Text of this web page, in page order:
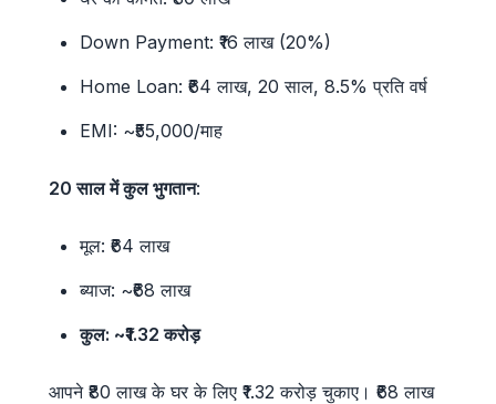
Down Payment: ₹16 लाख (20%)
Home Loan: ₹64 लाख, 20 साल, 8.5% प्रति वर्ष
EMI: ~₹55,000/माह
20 साल में कुल भुगतान:
मूल: ₹64 लाख
ब्याज: ~₹68 लाख
कुल: ~₹1.32 करोड़
आपने ₹80 लाख के घर के लिए ₹1.32 करोड़ चुकाए। ₹68 लाख